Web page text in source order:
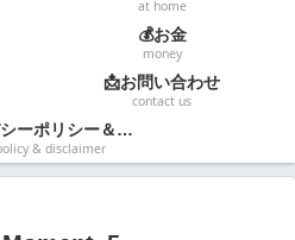
at home
💰お金
money
📩お問い合わせ
contact us
🛡️プライバシーポリシー＆免責事項
& disclaimer